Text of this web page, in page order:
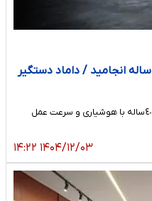
اختلاف خانوادگی به مرگ مرد ۶۷ ساله انجامید / داماد دستگیر
فرمانده انتظامی شیراز از دستگیری قاتل ٤٠‌ساله با هوشیاری و سرعت عمل
۱۴۰۴/۱۲/۰۳ ۱۴:۲۲